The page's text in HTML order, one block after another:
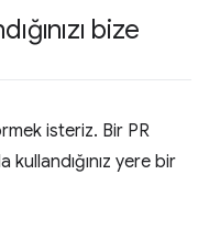
bize
isteriz. Bir PR
kullandığınız yere bir